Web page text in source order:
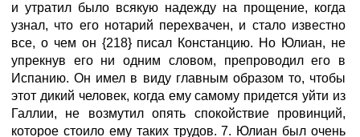
и утратил было всякую надежду на прощение, когда
узнал, что его нотарий перехвачен, и стало известно
все, о чем он {218} писал Констанцию. Но Юлиан, не
упрекнув его ни одним словом, препроводил его в
Испанию. Он имел в виду главным образом то, чтобы
этот дикий человек, когда ему самому придется уйти из
Галлии, не возмутил опять спокойствие провинций,
которое стоило ему таких трудов. 7. Юлиан был очень